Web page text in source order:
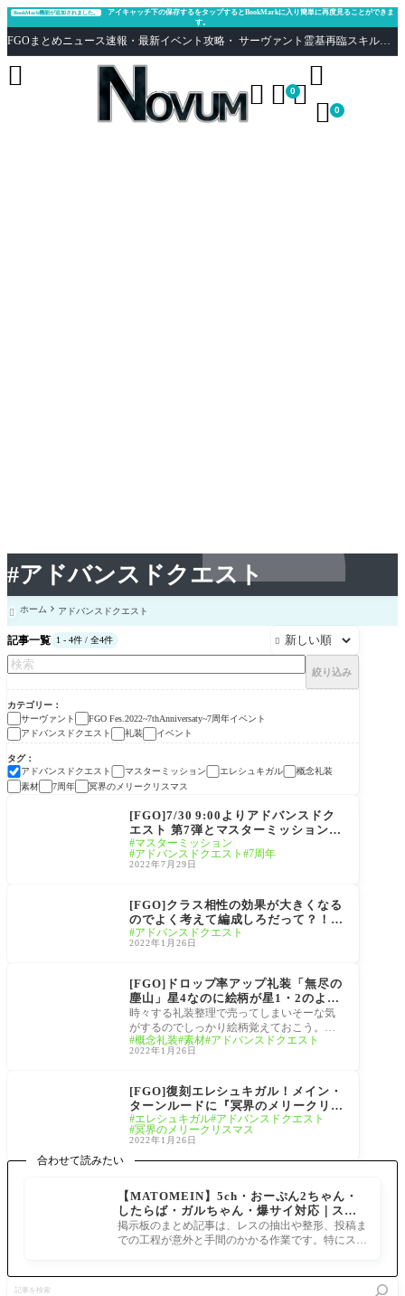
#アドバンスドクエスト
BookMark機能が追加されました。
アイキャッチ下の保存するをタップするとBookMarkに入り簡単に再度見ることができま
す。
FGOまとめニュース速報・最新イベント攻略・ サーヴァント霊基再臨スキル性能評価まとめ Fate/Grand Order
  0

 0

 ホーム アドバンスドクエスト
記事一覧 1 - 4件 / 全4件 
絞り込み
カテゴリー
サーヴァント
FGO Fes.2022~7thAnniversaty~7周年イベント
アドバンスドクエスト
礼装 イベント
タグ
アドバンスドクエスト
マスターミッション エレシュキガル
概念礼装
素材
7周年 冥界のメリークリスマス
FGO Fes.2022~7thAnniv
[FGO]7/30 9:00よりアドバンスドク
エスト 第7弾とマスターミッションに
7周年記念礼装「英霊夢装」と交換で
きるチケットが貰える「7周年記念限
マスターミッション
アドバンスドクエスト
7周年
2022年7月29日
[FGO]クラス相性の効果が大きくなる
のでよく考えて編成しろだって？！ヨ
シ！『アドバンスドクエスト戦闘訓練
プログラム三騎士編』
アドバンスドクエスト
2022年1月26日
[FGO]ドロップ率アップ礼装「無尽の
塵山」星4なのに絵柄が星1・2のよう
な模様系なので整理時にロック外して
売ってしまいそうなので注意
時々する礼装整理で売ってしまいそーな気
がするのでしっかり絵柄覚えておこう。セ
レクトしておくのもいいかもですね！絆礼
装等も
概念礼装 素材 アドバンスドクエスト
2022年1月26日
[FGO]復刻エレシュキガル！メイン・
ターンルードに『冥界のメリークリス
マス』追加 謎のアドバンスドクエス
トとは一体？
エレシュキガル アドバンスドクエスト
冥界のメリークリスマス
2022年1月26日
合わせて読みたい
【MATOMEIN】5ch・おーぷん2ちゃん・
したらば・ガルちゃん・爆サイ対応｜スマ
ホでまとめ記事を作れるアプリ FGOのまと
め記事ができるまで
掲示板のまとめ記事は、レスの抽出や整形、投稿ま
での工程が意外と手間のかかる作業です。特にスマ